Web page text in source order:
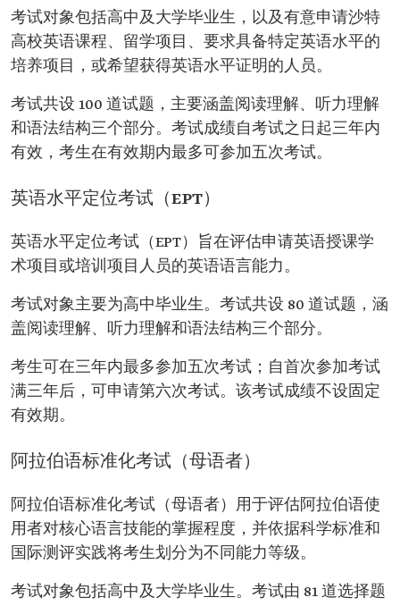
考试对象包括高中及大学毕业生，以及有意申请沙特
高校英语课程、留学项目、要求具备特定英语水平的
培养项目，或希望获得英语水平证明的人员。
考试共设 100 道试题，主要涵盖阅读理解、听力理解
和语法结构三个部分。考试成绩自考试之日起三年内
有效，考生在有效期内最多可参加五次考试。
英语水平定位考试（EPT）
英语水平定位考试（EPT）旨在评估申请英语授课学
术项目或培训项目人员的英语语言能力。
考试对象主要为高中毕业生。考试共设 80 道试题，涵
盖阅读理解、听力理解和语法结构三个部分。
考生可在三年内最多参加五次考试；自首次参加考试
满三年后，可申请第六次考试。该考试成绩不设固定
有效期。
阿拉伯语标准化考试（母语者）
阿拉伯语标准化考试（母语者）用于评估阿拉伯语使
用者对核心语言技能的掌握程度，并依据科学标准和
国际测评实践将考生划分为不同能力等级。
考试对象包括高中及大学毕业生。考试由 81 道选择题